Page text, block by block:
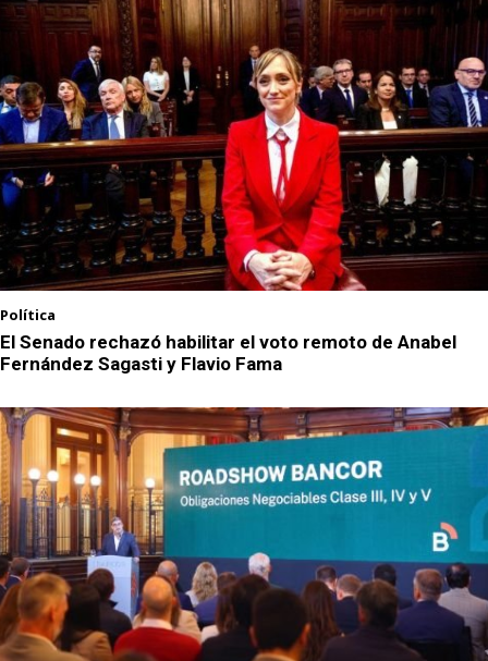
Política
El Senado rechazó habilitar el voto remoto de Anabel
Fernández Sagasti y Flavio Fama